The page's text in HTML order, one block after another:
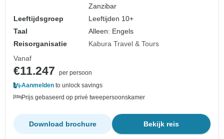
Zanzibar
Leeftijdsgroep
Leeftijden 10+
Taal
Alleen: Engels
Reisorganisatie
Kabura Travel & Tours
Vanaf
€11.247
per persoon
Aanmelden to unlock savings
Prijs gebaseerd op privé tweepersoonskamer
Bekijk reis
Download brochure